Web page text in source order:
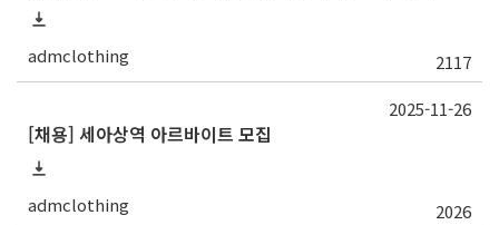
admclothing 2117
[채용] 세아상역 아르바이트 모집
admclothing 2026
2025-11-26